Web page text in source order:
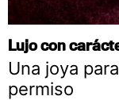
Lujo con
Una joya
permiso